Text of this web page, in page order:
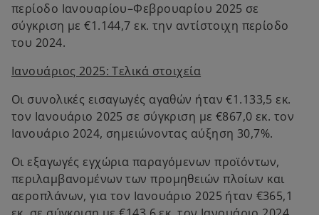
περίοδο Ιανουαρίου–Φεβρουαρίου 2025 σε
σύγκριση με €1.144,7 εκ. την αντίστοιχη περίοδο
του 2024.
Ιανουάριος 2025: Τελικά στοιχεία
Οι συνολικές εισαγωγές αγαθών ήταν €1.133,5 εκ.
τον Ιανουάριο 2025 σε σύγκριση με €867,0 εκ. τον
Ιανουάριο 2024, σημειώνοντας αύξηση 30,7%.
Οι εξαγωγές εγχώρια παραγόμενων προϊόντων,
περιλαμβανομένων των προμηθειών πλοίων και
αεροπλάνων, για τον Ιανουάριο 2025 ήταν €365,1